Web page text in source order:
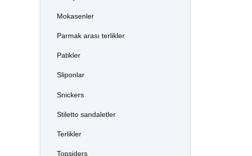
Mokasenler
Parmak arası terlikler
Patikler
Sliponlar
Snickers
Stiletto sandaletler
Terlikler
Topsiders